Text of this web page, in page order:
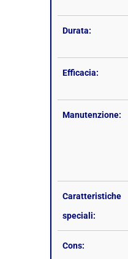
Durata:
Efficacia:
Manutenzione:
Caratteristiche
speciali:
Cons: